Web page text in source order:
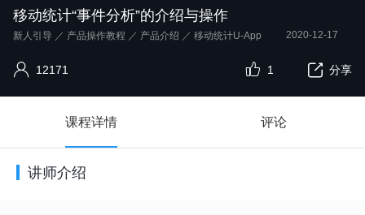
移动统计“事件分析”的介绍与操作
新人引导 ／ 产品操作教程 ／ 产品介绍 ／ 移动统计U-App 2020-12-17
12171 分享
1
课程详情 评论
讲师介绍